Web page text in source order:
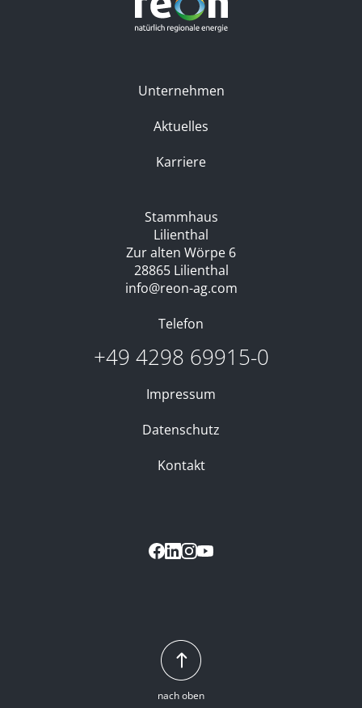
Unternehmen
Aktuelles
Karriere
Stammhaus
Lilienthal
Zur alten Wörpe 6
28865 Lilienthal
info@reon-ag.com
Telefon
+49 4298 69915-0
Impressum
Datenschutz
Kontakt
nach oben